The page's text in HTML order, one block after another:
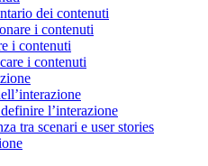
dei contenuti
i contenuti
i contenuti
i contenuti
l’interazione
tra scenari e user stories